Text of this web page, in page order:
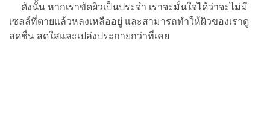
ดังนั้น หากเราขัดผิวเป็นประจำ เราจะมั่นใจได้ว่าจะไม่มี
เซลล์ที่ตายแล้วหลงเหลืออยู่ และสามารถทำให้ผิวของเราดู
สดชื่น สดใสและเปล่งประกายกว่าที่เคย